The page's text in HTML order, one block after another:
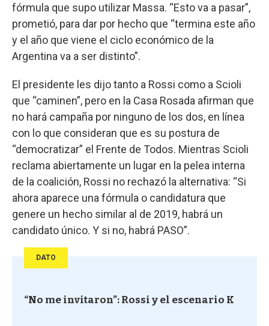
fórmula que supo utilizar Massa. “Esto va a pasar”,
prometió, para dar por hecho que “termina este año
y el año que viene el ciclo económico de la
Argentina va a ser distinto”.
El presidente les dijo tanto a Rossi como a Scioli
que “caminen”, pero en la Casa Rosada afirman que
no hará campaña por ninguno de los dos, en línea
con lo que consideran que es su postura de
“democratizar” el Frente de Todos. Mientras Scioli
reclama abiertamente un lugar en la pelea interna
de la coalición, Rossi no rechazó la alternativa: “Si
ahora aparece una fórmula o candidatura que
genere un hecho similar al de 2019, habrá un
candidato único. Y si no, habrá PASO”.
DATO
“No me invitaron”: Rossi y el escenario K